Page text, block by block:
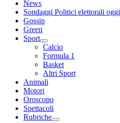
News
Sondaggi Politici elettorali oggi
Gossip
Green
Sport
Calcio
Formula 1
Basket
Altri Sport
Animali
Motori
Oroscopo
Spettacoli
Rubriche